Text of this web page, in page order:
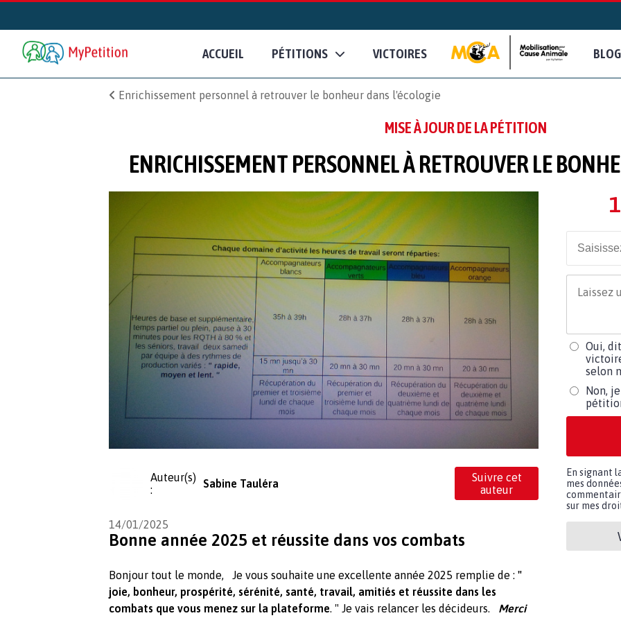
ACCUEIL PÉTITIONS VICTOIRES BLOG
Enrichissement personnel à retrouver le bonheur dans l'écologie
MISE À JOUR DE LA PÉTITION
ENRICHISSEMENT PERSONNEL À RETROUVER LE
Auteur(s)
:
Sabine Tauléra
Suivre cet
auteur
14/01/2025
Bonne année 2025 et réussite dans vos combats
Bonjour tout le monde, Je vous souhaite une excellente année 2025 remplie de : "
joie, bonheur, prospérité, sérénité, santé, travail, amitiés et réussite dans les
combats que vous menez sur la plateforme. " Je vais relancer les décideurs. Merci
Oui,
selon
Non,
En signant
mes
sur mes